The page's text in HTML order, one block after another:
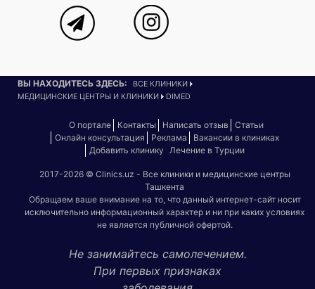
ВЫ НАХОДИТЕСЬ ЗДЕСЬ:
ВСЕ КЛИНИКИ
МЕДИЦИНСКИЕ ЦЕНТРЫ И КЛИНИКИ
DIMED
О портале Контакты Написать отзыв
Статьи
Онлайн консультация
Реклама
Вакансии в клиниках
Добавить клинику
Лечение в Турции
2017-2026 © Clinics.uz - Все клиники и медицинские центры
Ташкента
Обращаем ваше внимание на то, что данный интернет-сайт носит
исключительно информационный характер и ни при каких условиях
не является публичной офертой.
Не занимайтесь самолечением.
При первых признаках